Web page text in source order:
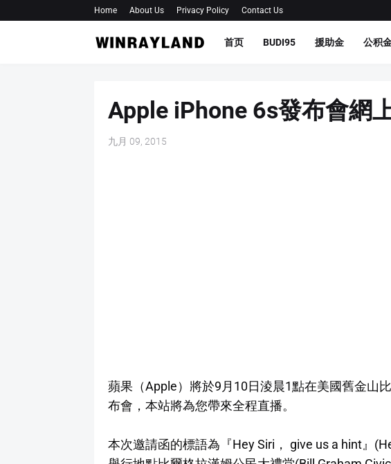
Home About Us Privacy Policy Contact Us
首页 BUDI95 援助金 公积
Apple iPhone 6s發布會網
九月 09, 2015
蘋果（Apple）將於9月10日淩晨1點在美國舊金山
布會，本站將為您帶來全程直播。
本次邀請函的標語為『Hey Siri， give us a hint』